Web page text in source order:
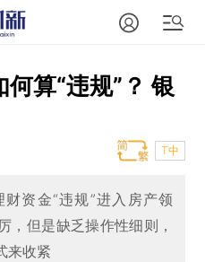
算“违规”？ 银
T中
资金“违规”进入房产领
，但是缺乏操作性细则，
来收紧